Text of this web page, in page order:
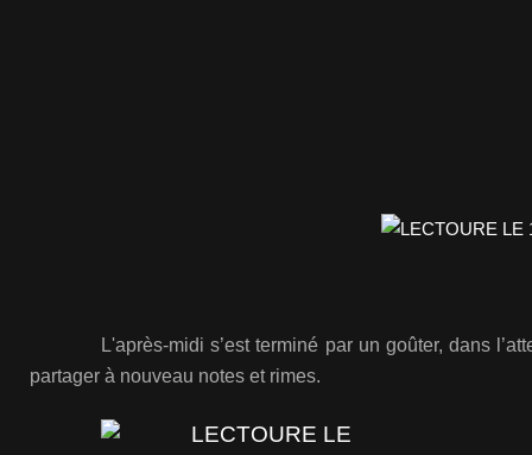
L'après-midi s’est terminé par un goûter, dans
partager à nouveau notes et rimes.